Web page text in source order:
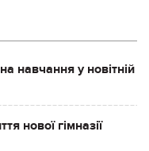
навчання у новітній
нової гімназії